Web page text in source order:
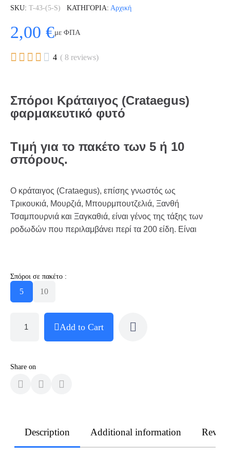
SKU T-43-(5-S) ΚΑΤΗΓΟΡΊΑ Αρχική
2,00 €με ΦΠΑ
     4 ( 8 reviews)
Σπόροι Κράταιγος (Crataegus)
φαρμακευτικό φυτό
Τιμή για το πακέτο των 5 ή 10
σπόρους.
Ο κράταιγος (Crataegus), επίσης γνωστός ως
Τρικουκιά, Μουρζιά, Μπουρμπουτζελιά, Ξανθή
Τσαμπουρνιά και Ξαγκαθιά, είναι γένος της τάξης των
ροδωδών που περιλαμβάνει περί τα 200 είδη. Είναι
Σπόροι σε πακέτο :
5 10
Add to Cart
Share on
Description Additional information